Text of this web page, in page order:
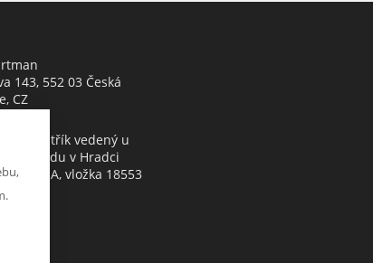
143, 552 03 Česká
CZ
rejstřík vedený u
soudu v Hradci
oddíl A, vložka 18553